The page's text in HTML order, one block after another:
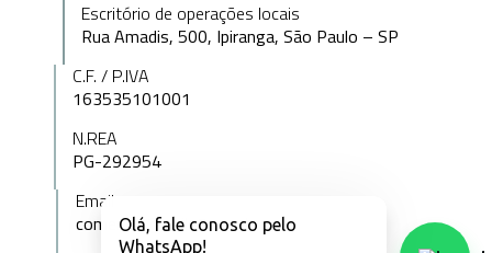
Escritório de operações locais
Rua Amadis, 500, Ipiranga, São Paulo – SP
C.F. / P.IVA
163535101001
N.REA
PG-292954
Email
comercial@agile7.com.br
Olá, fale conosco pelo
WhatsApp!